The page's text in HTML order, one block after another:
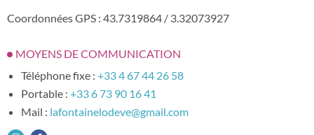
Coordonnées GPS : 43.7319864 / 3.32073927
MOYENS DE COMMUNICATION
Téléphone fixe : +33 4 67 44 26 58
Portable : +33 6 73 90 16 41
Mail : lafontainelodeve@gmail.com